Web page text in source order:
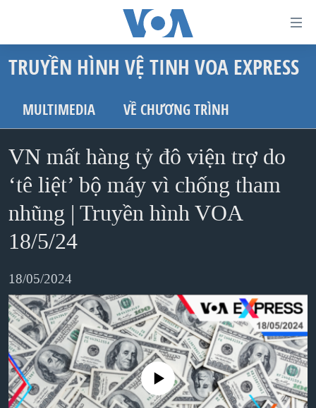
dẫn
truy
cập
dung
chính
Tới
hướng
chính
Đi
tới
"Tìm"
TRANG CHỦ
VIỆT NAM
HOA KỲ
BIỂN ĐÔNG
THẾ GIỚI
BLOG
DIỄN ĐÀN
MỤC
TỰ DO BÁO CHÍ
VẠCH TRẦN TIN GIẢ
NGƯỜI VIỆT HẢI NGOẠI
ĐỜI SỐNG
KINH TẾ
CHUYÊN ĐỀ
CHIẾN TRANH THƯƠNG MẠI CỦA MỸ: QUÁ KHỨ VÀ HIỆN
TẠI
HÀNH TRÌNH BẦU CỬ 2024
MỘT NĂM CHIẾN TRANH TẠI DẢI GAZA
GIẢI MÃ VÀNH ĐAI & CON ĐƯỜNG
HỌC TIẾNG ANH
VIDEO
NGHE
MẠNG XÃ HỘI
TRUYỀN HÌNH VỆ TINH VOA EXPRESS
MULTIMEDIA VỀ CHƯƠNG TRÌNH
VN mất hàng tỷ đô viện trợ do
‘tê liệt’ bộ máy vì chống tham
nhũng | Truyền hình VOA
18/5/24
18/05/2024
No media source currently available